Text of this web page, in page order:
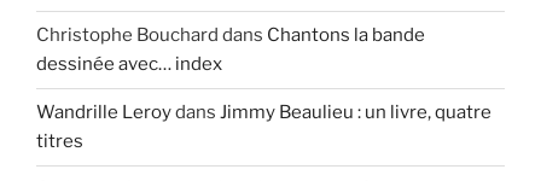
Christophe Bouchard dans Chantons la bande
dessinée avec… index
Wandrille Leroydans Jimmy Beaulieu : un livre, quatre
titres